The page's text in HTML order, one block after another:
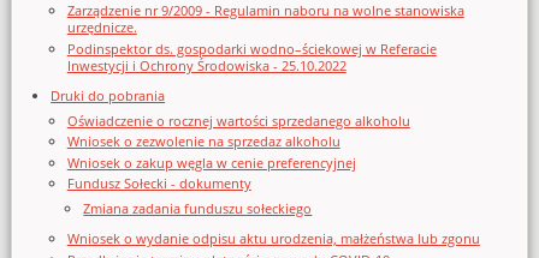
Zarządzenie nr 9/2009 - Regulamin naboru na wolne stanowiska
urzędnicze.
Podinspektor ds. gospodarki wodno–ściekowej w Referacie
Inwestycji i Ochrony Środowiska - 25.10.2022
Druki do pobrania
Oświadczenie o rocznej wartości sprzedanego alkoholu
Wniosek o zezwolenie na sprzedaz alkoholu
Wniosek o zakup węgla w cenie preferencyjnej
Fundusz Sołecki - dokumenty
Zmiana zadania funduszu sołeckiego
Wniosek o wydanie odpisu aktu urodzenia, małżeństwa lub zgonu